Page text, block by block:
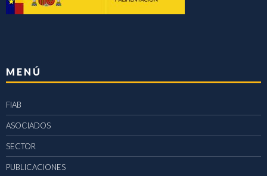
MENÚ
FIAB
ASOCIADOS
SECTOR
PUBLICACIONES